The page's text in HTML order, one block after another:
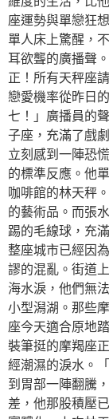
座運勢與單戀狂
單人床上驚醒，
耳欲聾的廣播聲
正！所有天秤座
戀愛機率從昨日
七！」廣播員的
子座，充滿了戲
立刻感到一陣恐
的標準反應。他
咖啡館的林天秤
的藝術品。而張
踢的毛線球，充
整座城市已經因
謬的混亂。街道
海水淚，他們無
小型潟湖。那些
座今天適合原地
裝筆挺的摩羯座
經潮濕的淚水。
到胃部一陣翻騰
差，他那股積壓